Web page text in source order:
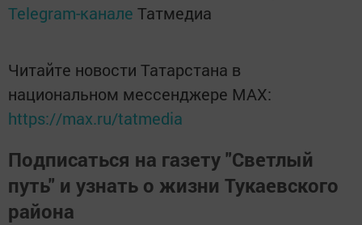
Telegram-канале Татмедиа
Читайте новости Татарстана в
национальном мессенджере MАХ:
https://max.ru/tatmedia
Подписаться на газету "Светлый
путь" и узнать о жизни Тукаевского
района